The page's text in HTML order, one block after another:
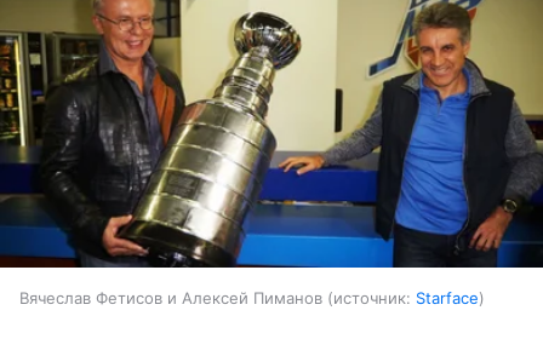
Вячеслав Фетисов и Алексей Пиманов источник: Starface